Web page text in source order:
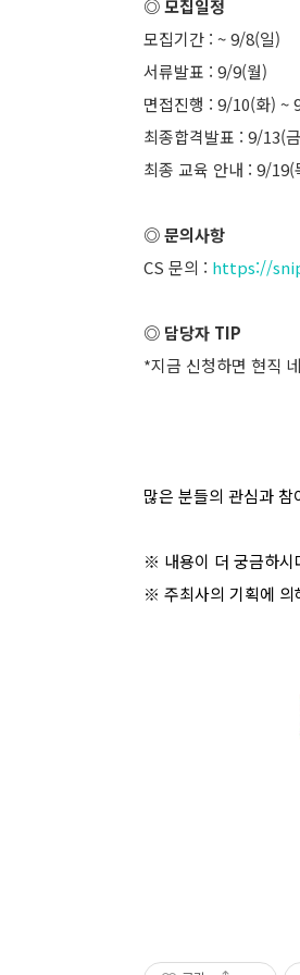
◎ 모집일정
모집기간 : ~ 9/8(일)
서류발표 : 9/9(월)
면접진행 : 9/10(화) ~
최종합격발표 : 9/13(
최종 교육 안내 : 9/19(
◎ 문의사항
CS 문의 : https://
◎ 담당자 TIP
*지금 신청하면 현직
많은 분들의 관심과
※ 내용이 더 궁금하시
※ 주최사의 기획에 의